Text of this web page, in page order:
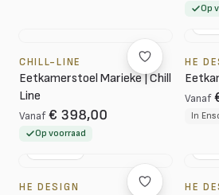
Op
CHILL-LINE
Eetkamerstoel Marieke | Chill
Line
Vanaf € 398,00
Op voorraad
HE
Vanaf
In
HE DESIGN HE